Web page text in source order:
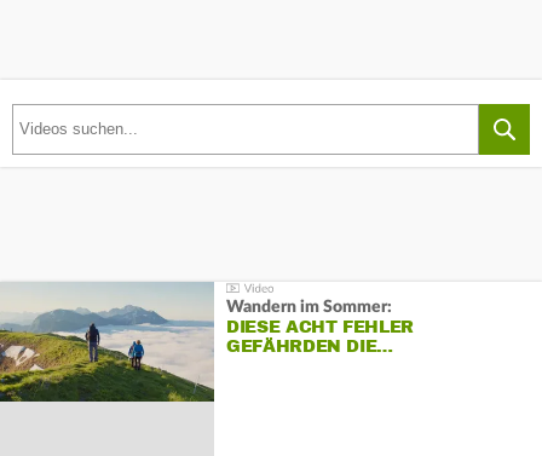
Wandern im Sommer:
DIESE ACHT FEHLER
GEFÄHRDEN DIE…